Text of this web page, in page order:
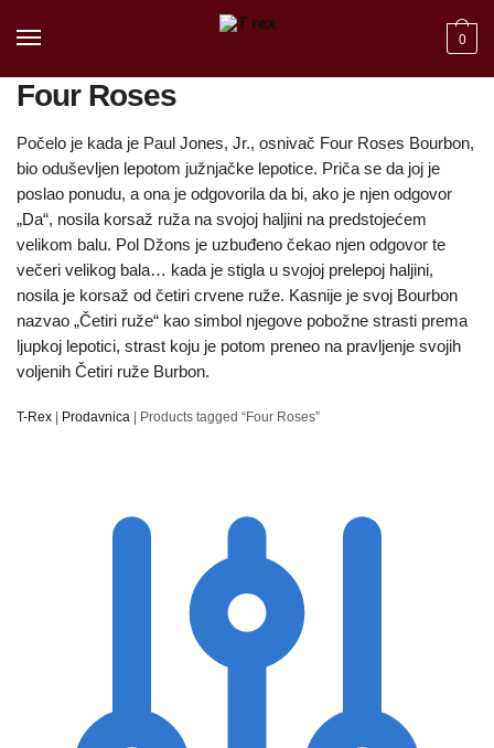
0
Four Roses
Počelo je kada je Paul Jones, Jr., osnivač Four Roses Bourbon,
bio oduševljen lepotom južnjačke lepotice. Priča se da joj je
poslao ponudu, a ona je odgovorila da bi, ako je njen odgovor
„Da“, nosila korsaž ruža na svojoj haljini na predstojećem
velikom balu. Pol Džons je uzbuđeno čekao njen odgovor te
večeri velikog bala… kada je stigla u svojoj prelepoj haljini,
nosila je korsaž od četiri crvene ruže. Kasnije je svoj Bourbon
nazvao „Četiri ruže“ kao simbol njegove pobožne strasti prema
ljupkoj lepotici, strast koju je potom preneo na pravljenje svojih
voljenih Četiri ruže Burbon.
T-Rex Prodavnica Products tagged “Four Roses”